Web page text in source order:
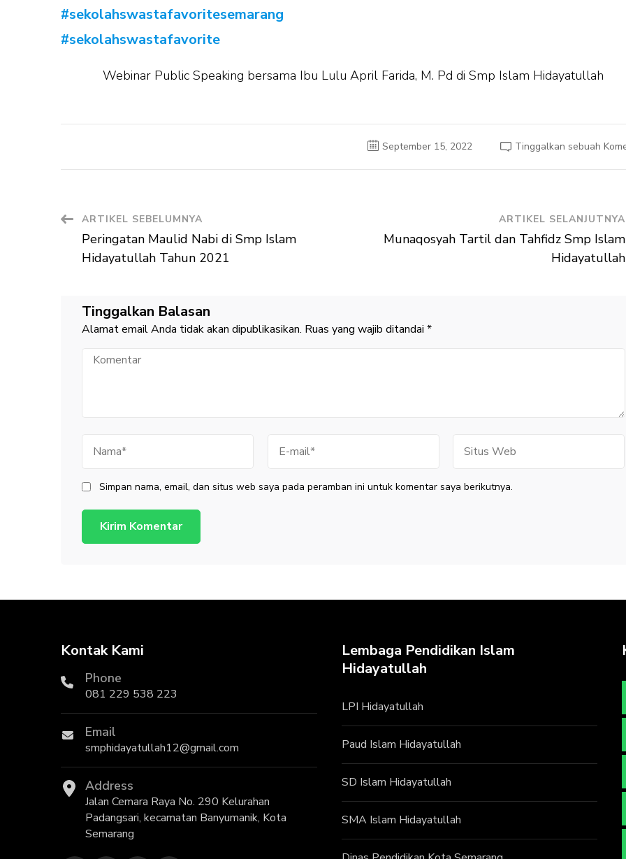
#sekolahswastafavoritesemarang
#sekolahswastafavorite
Webinar Public Speaking bersama Ibu Lulu April Farida, M. Pd di Smp Islam Hidayatullah
September 15, 2022 Tinggalkan sebuah
Navigasi
Artikel
ARTIKEL SEBELUMNYA
Peringatan Maulid Nabi di Smp Islam
Hidayatullah Tahun 2021
ARTIKEL SELANJUTNYA
Munaqosyah Tartil dan Tahfidz Smp Islam
Hidayatullah
Tinggalkan Balasan
Alamat email Anda tidak akan dipublikasikan. Ruas yang wajib ditandai *
Komentar
mail
Web
Simpan nama, email, dan situs web saya pada peramban ini untuk komentar saya berikutnya.
Kontak Kami
Phone
081 229 538 223
Email
smphidayatullah12@gmail.com
Address
Jalan Cemara Raya No. 290 Kelurahan
Padangsari, kecamatan Banyumanik, Kota
Semarang
Lembaga Pendidikan Islam
Hidayatullah
LPI Hidayatullah
Paud Islam Hidayatullah
SD Islam Hidayatullah
SMA Islam Hidayatullah